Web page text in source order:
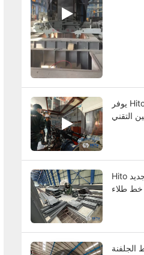
يوفر Hito عميل روسيا
التقني
Hito بدء مشروع جديد
خط طلاء